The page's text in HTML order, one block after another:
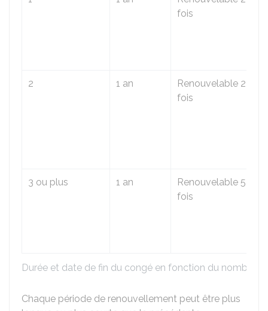
Durée et date de fin du congé en fonction du nombre
fois
2 1 an
Renouvelable 2
fois
3 ou plus 1 an
Renouvelable 5
fois
Chaque période de renouvellement peut être plus